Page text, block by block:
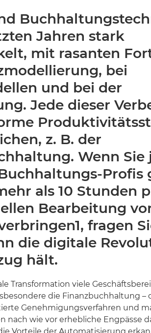
Jahren stark
mit rasanten
bei
und bei der
Jede dieser
z. B. der
Wenn Sie
Profis
als 10 Stunden
Bearbeitung
fragen
die digitale
hält.
Transformation viele
die Finanzbuchhaltung –
Genehmigungsverfahren und
nach wie vor erhebliche Engpässe